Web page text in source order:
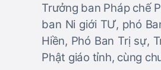
Trưởng ban Pháp chế
ban Ni giới TƯ, phó
Hiền, Phó Ban Trị sự,
Phật giáo tỉnh, cùng